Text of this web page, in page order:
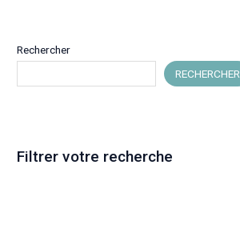
accessible
à
tous
Rechercher
RECHERCHER
Filtrer votre recherche